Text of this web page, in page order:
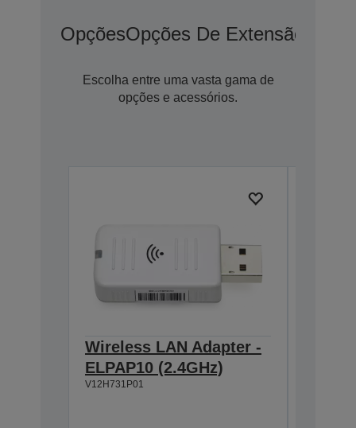
OpçõesOpções De Extensão De
Escolha entre uma vasta gama de
opções e acessórios.
Wireless LAN Adapter -
ELPAP10 (2.4GHz)
V12H731P01